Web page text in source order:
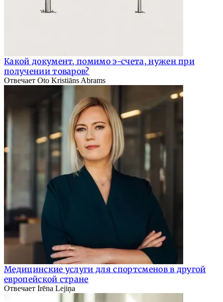
Какой документ, помимо э-счета, нужен при
получении товаров?
Отвечает Oto Kristiāns Abrams
Медицинские услуги для спортсменов в другой
европейской стране
Отвечает Irēna Lejiņa